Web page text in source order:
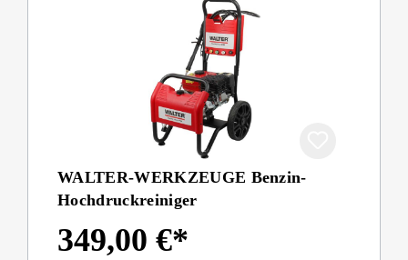
WALTER-WERKZEUGE Benzin-
Hochdruckreiniger
349,00 €*